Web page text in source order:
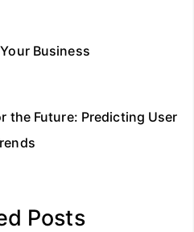
Business
the Future: Predicting User
Posts